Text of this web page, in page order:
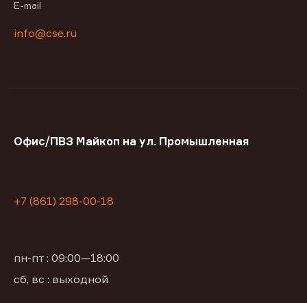
E-mail
info@cse.ru
Офис/ПВЗ Майкоп на ул. Промышленная
+7 (861) 298-00-18
пн-пт : 09:00—18:00
сб, вс : выходной